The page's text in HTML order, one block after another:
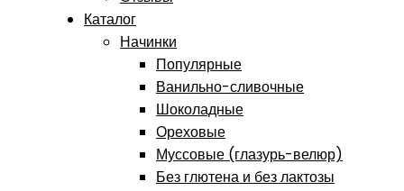
Каталог
Начинки
Популярные
Ванильно-сливочные
Шоколадные
Ореховые
Муссовые (глазурь-велюр)
Без глютена и без лактозы